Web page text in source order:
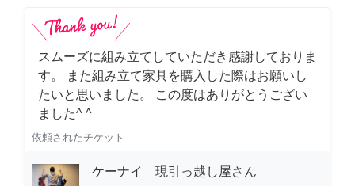
スムーズに組み立てしていただき感謝しておりま
す。 また組み立て家具を購入した際はお願いし
たいと思いました。 この度はありがとうござい
ました^ ^
依頼されたチケット
ケーナイ 現引っ越し屋さん